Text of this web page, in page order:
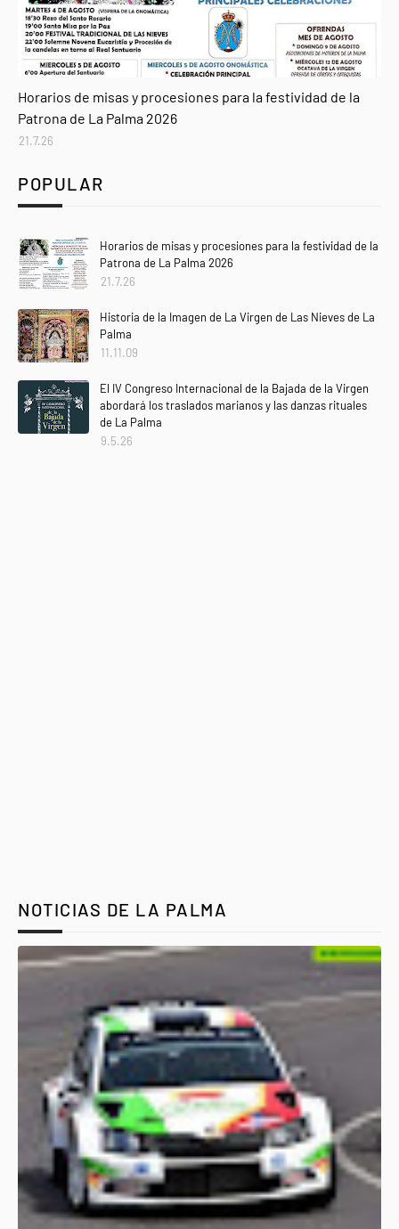
Horarios de misas y procesiones para la festividad de la
Patrona de La Palma 2026
21.7.26
POPULAR
Horarios de misas y procesiones para la festividad de la
Patrona de La Palma 2026
21.7.26
Historia de la Imagen de La Virgen de Las Nieves de La
Palma
11.11.09
El IV Congreso Internacional de la Bajada de la Virgen
abordará los traslados marianos y las danzas rituales
de La Palma
9.5.26
NOTICIAS DE LA PALMA